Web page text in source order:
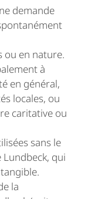
demande
ou en nature.
à
en général,
locales, ou
caritative ou
sans le
Lundbeck, qui
la